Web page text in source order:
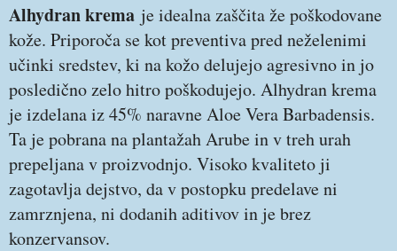
Alhydran krema je idealna zaščita že poškodovane
kože. Priporoča se kot preventiva pred neželenimi
učinki sredstev, ki na kožo delujejo agresivno in jo
posledično zelo hitro poškodujejo. Alhydran krema
je izdelana iz 45% naravne Aloe Vera Barbadensis.
Ta je pobrana na plantažah Arube in v treh urah
prepeljana v proizvodnjo. Visoko kvaliteto ji
zagotavlja dejstvo, da v postopku predelave ni
zamrznjena, ni dodanih aditivov in je brez
konzervansov.